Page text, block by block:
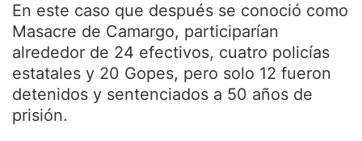
En este caso que después se conoció como
Masacre de Camargo, participarían
alrededor de 24 efectivos, cuatro policías
estatales y 20 Gopes, pero solo 12 fueron
detenidos y sentenciados a 50 años de
prisión.